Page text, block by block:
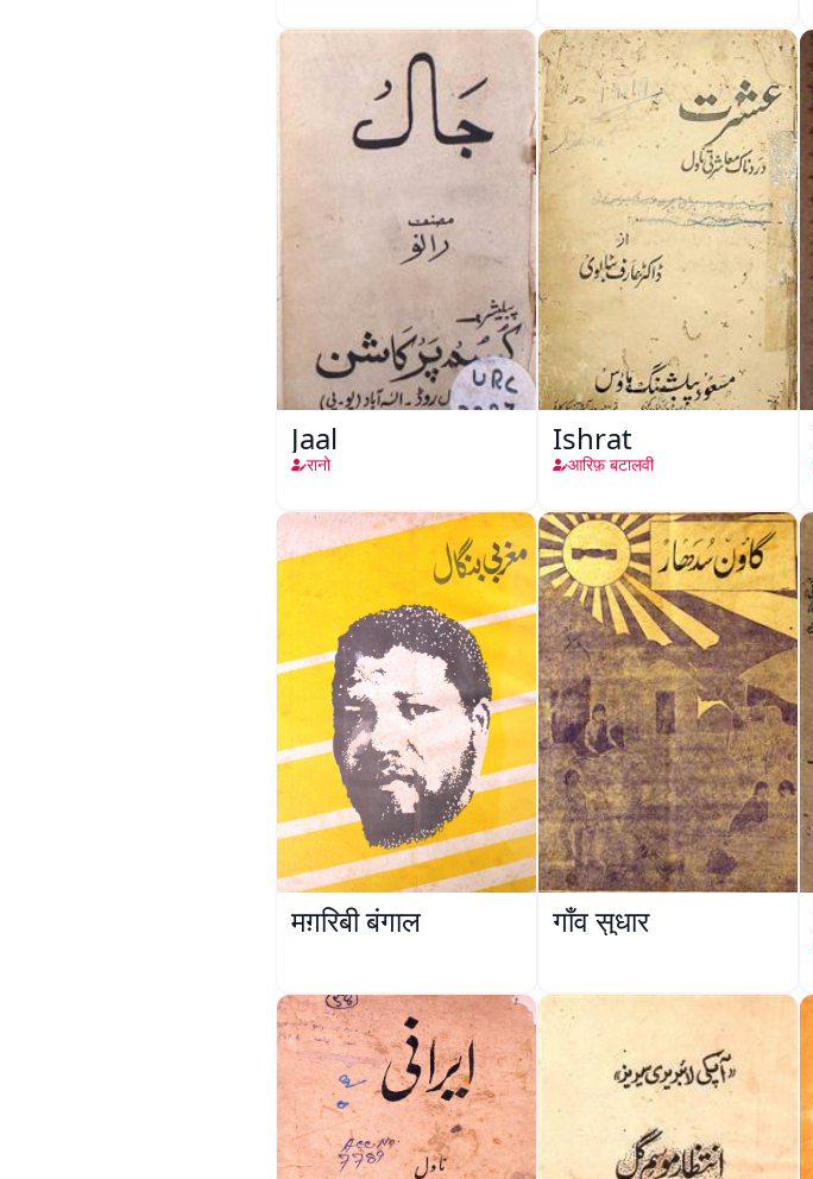
Jaal
रानो
Ishrat
आरिफ़ बटालवी
मग़रिबी बंगाल गाँव सुधार